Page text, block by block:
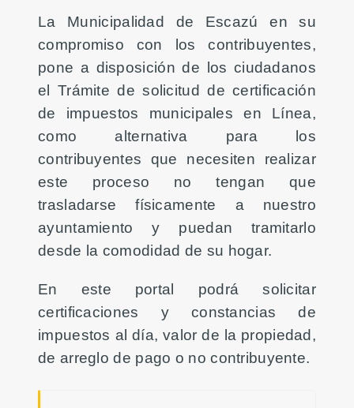
La Municipalidad de Escazú en su
compromiso con los contribuyentes,
pone a disposición de los ciudadanos
el Trámite de solicitud de certificación
de impuestos municipales en Línea,
como alternativa para los
contribuyentes que necesiten realizar
este proceso no tengan que
trasladarse físicamente a nuestro
ayuntamiento y puedan tramitarlo
desde la comodidad de su hogar.
En este portal podrá solicitar
certificaciones y constancias de
impuestos al día, valor de la propiedad,
de arreglo de pago o no contribuyente.